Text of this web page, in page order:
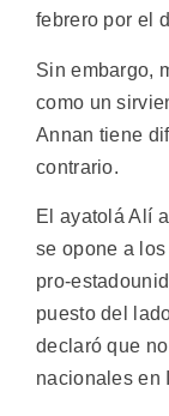
febrero por el
Sin embargo,
como un
Annan tiene
contrario.
El ayatolá Alí
se opone a
pro-
puesto del
declaró que
nacionales en